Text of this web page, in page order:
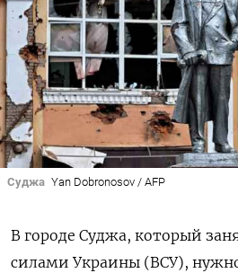
Суджа Yan Dobronosov / AFP
В городе Суджа, который
силами Украины (ВСУ),